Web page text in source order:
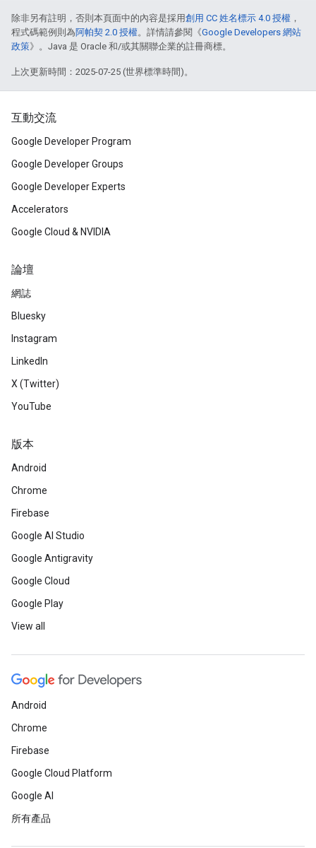
除非另有註明，否則本頁面中的內容是採用創用 CC 姓名標示 4.0 授權 ，
程式碼範例則為阿帕契 2.0 授權。詳情請參閱《Google Developers 網站
政策》。Java 是 Oracle 和/或其關聯企業的註冊商標。
上次更新時間：2025-07-25 (世界標準時間)。
互動交流
Google Developer Program
Google Developer Groups
Google Developer Experts
Accelerators
Google Cloud & NVIDIA
論壇
網誌
Bluesky
Instagram
LinkedIn
X (Twitter)
YouTube
版本
Android
Chrome
Firebase
Google AI Studio
Google Antigravity
Google Cloud
Google Play
View all
Android
Chrome
Firebase
Google Cloud Platform
Google AI
所有產品